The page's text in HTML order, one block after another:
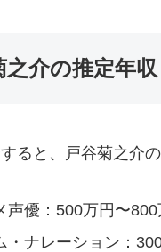
之介の推定年
すると、戸谷菊之介
声優：500万円〜800
・ナレーション：